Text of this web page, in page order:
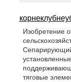
Изобретение
тяговые